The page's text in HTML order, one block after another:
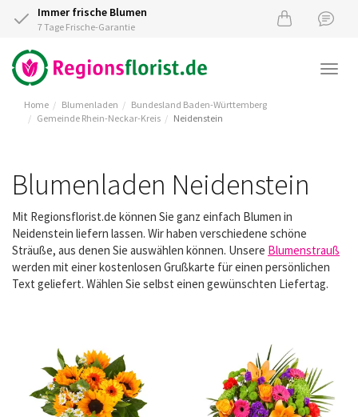
Immer frische Blumen
7 Tage Frische-Garantie
Home Blumenladen
Bundesland Baden-Württemberg
Gemeinde Rhein-Neckar-Kreis
Neidenstein
Blumenladen Neidenstein
Mit Regionsflorist.de können Sie ganz einfach Blumen in
Neidenstein liefern lassen. Wir haben verschiedene schöne
Sträuße, aus denen Sie auswählen können. Unsere Blumenstrauß
werden mit einer kostenlosen Grußkarte für einen persönlichen
Text geliefert. Wählen Sie selbst einen gewünschten Liefertag.